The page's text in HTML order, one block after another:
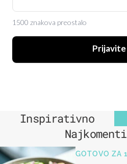
1500 znakova preostalo
Prijavite
Inspirativno
GOTOVO ZA